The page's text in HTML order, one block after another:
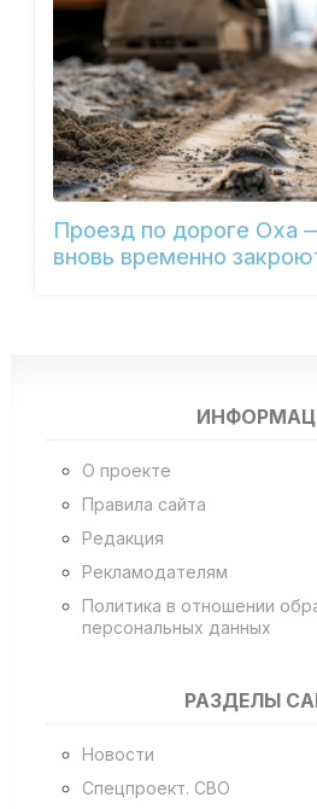
Проезд по дороге Оха
вновь временно
О проекте
Правила сайта
Редакция
Рекламодателям
Политика в отношении
персональных данных
РАЗДЕЛЫ
Новости
Спецпроект. СВО